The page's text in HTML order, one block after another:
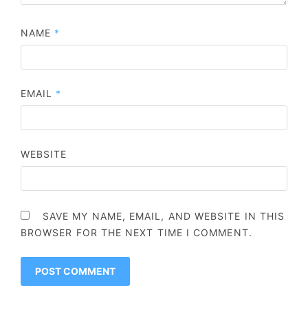
NAME *
EMAIL *
WEBSITE
SAVE MY NAME, EMAIL, AND WEBSITE IN THIS
BROWSER FOR THE NEXT TIME I COMMENT.